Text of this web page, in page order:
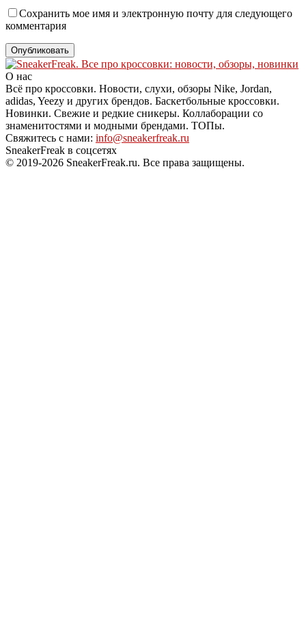
Сохранить мое имя и электронную почту для следующего
комментария
О нас
Всё про кроссовки. Новости, слухи, обзоры Nike, Jordan,
adidas, Yeezy и других брендов. Баскетбольные кроссовки.
Новинки. Свежие и редкие сникеры. Коллаборации со
знаменитостями и модными брендами. ТОПы.
Свяжитесь с нами: info@sneakerfreak.ru
SneakerFreak в соцсетях
© 2019-2026 SneakerFreak.ru. Все права защищены.